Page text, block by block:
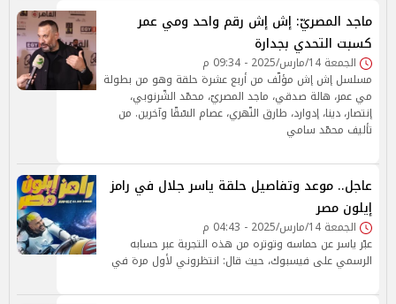
ماجد المصريّ: إش إش رقم واحد ومي عمر
كسبت التحدي بجدارة
الجمعة 14/مارس/2025 - 09:34 م
مسلسل إش إش مؤلّف من أربع عشرة حلقة وهو من بطولة
مي عمر، هالة صدقي، ماجد المصريّ، محمّد الشّرنوبي،
إنتصار، دينا، إدوارد، طارق النّهري، عصام السّقّا وآخرين. من
تأليف محمّد سامي
عاجل.. موعد وتفاصيل حلقة ياسر جلال في رامز
إيلون مصر
الجمعة 14/مارس/2025 - 04:43 م
عبّر ياسر عن حماسه وتوتره من هذه التجربة عبر حسابه
الرسمي على فيسبوك، حيث قال: انتظروني لأول مرة في